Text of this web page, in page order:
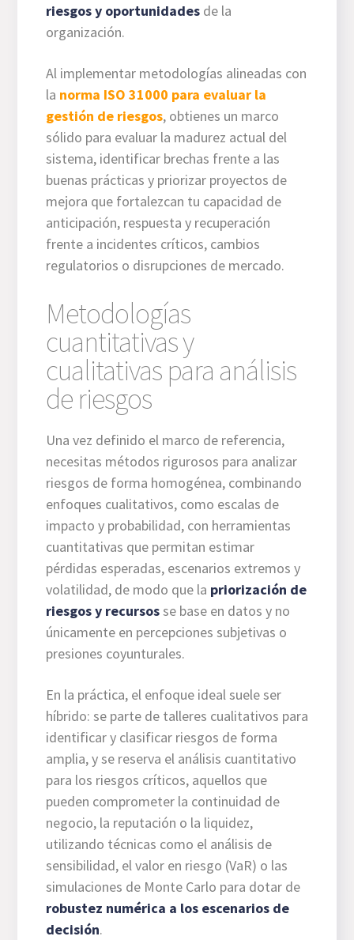
riesgos y oportunidadesde la
organización.
Al implementar metodologías alineadas con
la norma ISO 31000 para evaluar la
gestión de riesgos, obtienes un marco
sólido para evaluar la madurez actual del
sistema, identificar brechas frente a las
buenas prácticas y priorizar proyectos de
mejora que fortalezcan tu capacidad de
anticipación, respuesta y recuperación
frente a incidentes críticos, cambios
regulatorios o disrupciones de mercado.
Metodologías
cuantitativas y
cualitativas para análisis
de riesgos
Una vez definido el marco de referencia,
necesitas métodos rigurosos para analizar
riesgos de forma homogénea, combinando
enfoques cualitativos, como escalas de
impacto y probabilidad, con herramientas
cuantitativas que permitan estimar
pérdidas esperadas, escenarios extremos y
volatilidad, de modo que la priorización de
riesgos y recursosse base en datos y no
únicamente en percepciones subjetivas o
presiones coyunturales.
En la práctica, el enfoque ideal suele ser
híbrido: se parte de talleres cualitativos para
identificar y clasificar riesgos de forma
amplia, y se reserva el análisis cuantitativo
para los riesgos críticos, aquellos que
pueden comprometer la continuidad de
negocio, la reputación o la liquidez,
utilizando técnicas como el análisis de
sensibilidad, el valor en riesgo (VaR) o las
simulaciones de Monte Carlo para dotar de
robustez numérica a los escenarios de
decisión.